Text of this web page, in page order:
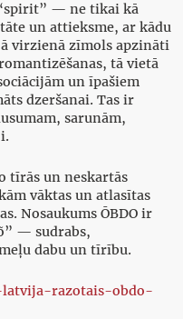
— ne tikai kā
un attieksme, ar kādu
virzienā zīmols apzināti
tā vietā
un īpašiem
dzeršanai. Tas ir
sarunām,
tīrās un neskartās
vāktas un atlasītas
Nosaukums ŌBDO ir
— sudrabs,
dabu un tīrību.
razotais-obdo-